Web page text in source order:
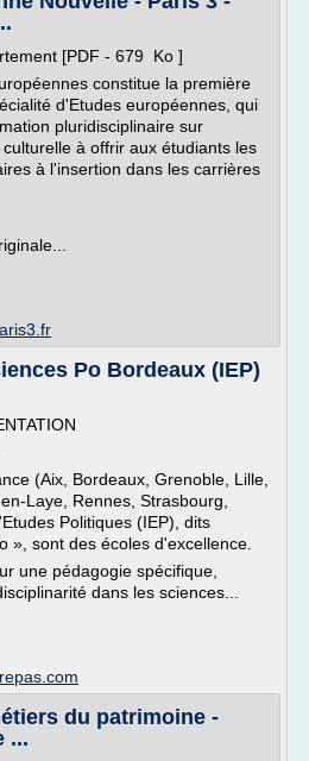
[PDF - 679 Ko ]
constitue la première
d'Etudes européennes, qui
pluridisciplinaire sur
à offrir aux étudiants les
à l'insertion dans les carrières
Po Bordeaux (IEP)
(Aix, Bordeaux, Grenoble, Lille,
Laye, Rennes, Strasbourg,
Politiques (IEP), dits
», sont des écoles d'excellence.
une pédagogie spécifique,
dans les sciences...
du patrimoine -
...